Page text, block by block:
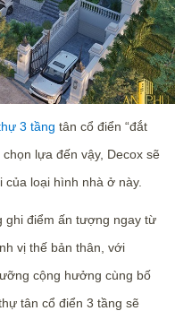
3 tầng tân cổ điển “đắt
lựa đến vậy, Decox sẽ
loại hình nhà ở này.
ghi điểm ấn tượng ngay từ
vị thế bản thân, với
cộng hưởng cùng bố
tân cổ điển 3 tầng sẽ